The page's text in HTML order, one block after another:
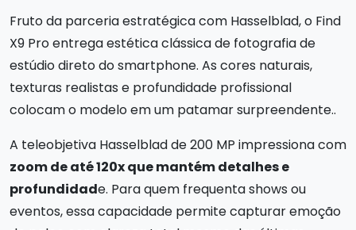
Fruto da parceria estratégica com Hasselblad, o Find
X9 Pro entrega estética clássica de fotografia de
estúdio direto do smartphone. As cores naturais,
texturas realistas e profundidade profissional
colocam o modelo em um patamar surpreendente..
A teleobjetiva Hasselblad de 200 MP impressiona com
zoom de até 120x que mantém detalhes e
profundidade. Para quem frequenta shows ou
eventos, essa capacidade permite capturar emoção